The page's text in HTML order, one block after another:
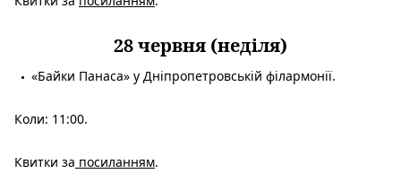
28 червня (неділя)
«Байки Панаса» у Дніпропетровській філармонії.
Коли: 11:00.
Квитки за посиланням.